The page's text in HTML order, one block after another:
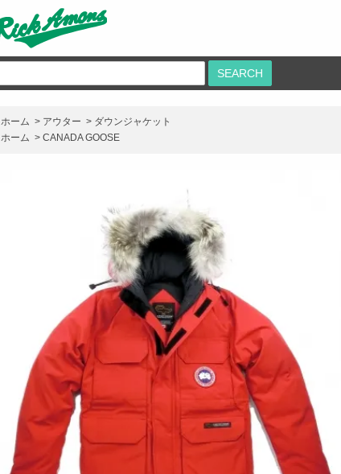
SEARCH
ホーム > アウター > ダウンジャケット
ホーム > CANADA GOOSE